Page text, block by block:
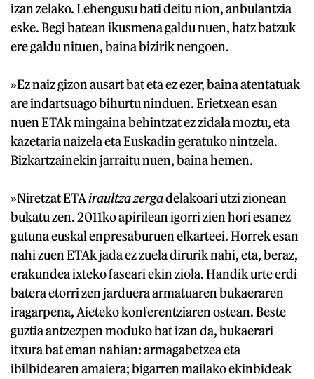
izan zelako. Lehengusu bati deitu nion, anbulantzia
eske. Begi batean ikusmena galdu nuen, hatz batzuk
ere galdu nituen, baina bizirik nengoen.
»Ez naiz gizon ausart bat eta ez ezer, baina atentatuak
are indartsuago bihurtu ninduen. Erietxean esan
nuen ETAk mingaina behintzat ez zidala moztu, eta
kazetaria naizela eta Euskadin geratuko nintzela.
Bizkartzainekin jarraitu nuen, baina hemen.
»Niretzat ETAiraultza zergadelakoari utzi zionean
bukatu zen. 2011ko apirilean igorri zien hori esanez
gutuna euskal enpresaburuen elkarteei. Horrek esan
nahi zuen ETAk jada ez zuela dirurik nahi, eta, beraz,
erakundea ixteko faseari ekin ziola. Handik urte erdi
batera etorri zen jarduera armatuaren bukaeraren
iragarpena, Aieteko konferentziaren ostean. Beste
guztia antzezpen moduko bat izan da, bukaerari
itxura bat eman nahian: armagabetzea eta
ibilbidearen amaiera; bigarren mailako ekinbideak